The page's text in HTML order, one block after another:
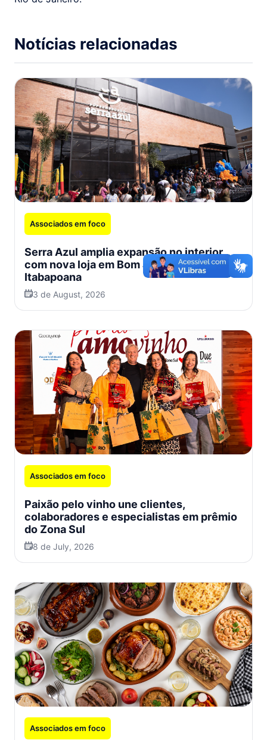
Notícias relacionadas
Associados em foco
Serra Azul amplia expansão no interior
com nova loja em Bom Jesus do
Itabapoana
3 de August, 2026
Associados em foco
Paixão pelo vinho une clientes,
colaboradores e especialistas em prêmio
do Zona Sul
8 de July, 2026
Associados em foco